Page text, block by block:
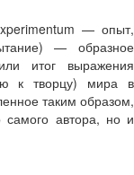
— опыт,
— образное
итог выражения
к творцу) мира в
таким образом,
самого автора, но и